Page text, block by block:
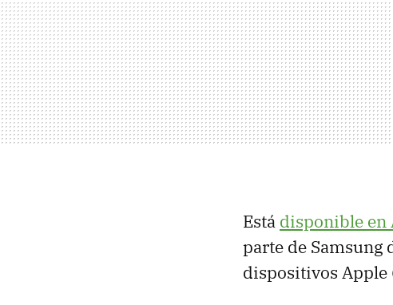
Está disponible en
parte de Samsung
dispositivos Apple